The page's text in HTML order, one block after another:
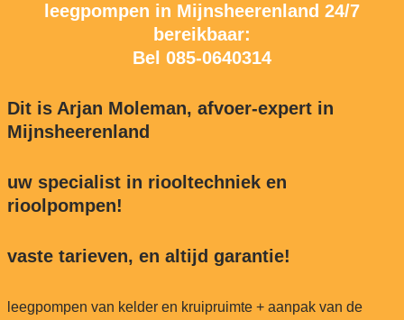
leegpompen in Mijnsheerenland 24/7
bereikbaar:
Bel 085-0640314
Dit is Arjan Moleman, afvoer-expert in
Mijnsheerenland
uw specialist in riooltechniek en
rioolpompen!
vaste tarieven, en altijd garantie!
leegpompen van kelder en kruipruimte + aanpak van de